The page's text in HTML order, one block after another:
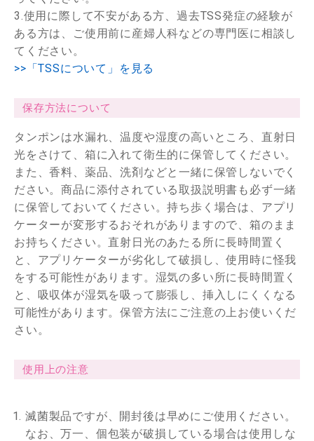
3.使用に際して不安がある方、過去TSS発症の経験が
ある方は、ご使用前に産婦人科などの専門医に相談し
てください。
>>「TSSについて」を見る
保存方法について
タンポンは水漏れ、温度や湿度の高いところ、直射日
光をさけて、箱に入れて衛生的に保管してください。
また、香料、薬品、洗剤などと一緒に保管しないでく
ださい。商品に添付されている取扱説明書も必ず一緒
に保管しておいてください。持ち歩く場合は、アプリ
ケーターが変形するおそれがありますので、箱のまま
お持ちください。直射日光のあたる所に長時間置く
と、アプリケーターが劣化して破損し、使用時に怪我
をする可能性があります。湿気の多い所に長時間置く
と、吸収体が湿気を吸って膨張し、挿入しにくくなる
可能性があります。保管方法にご注意の上お使いくだ
さい。
使用上の注意
滅菌製品ですが、開封後は早めにご使用ください。
なお、万一、個包装が破損している場合は使用しな